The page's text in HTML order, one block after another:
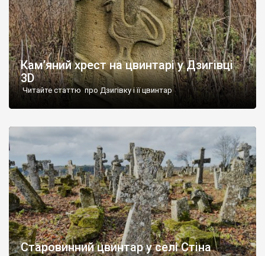
Кам’яний хрест на цвинтарі у Дзигівці
3D
Читайте статтю про Дзигівку і її цвинтар
Старовинний цвинтар у селі Стіна